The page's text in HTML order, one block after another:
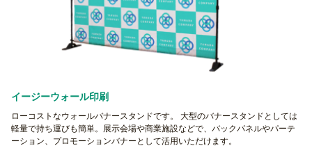
イージーウォール印刷
ローコストなウォールバナースタンドです。 大型のバナースタンドとしては
軽量で持ち運びも簡単。展示会場や商業施設などで、バックパネルやパーテ
ーション、プロモーションバナーとして活用いただけます。